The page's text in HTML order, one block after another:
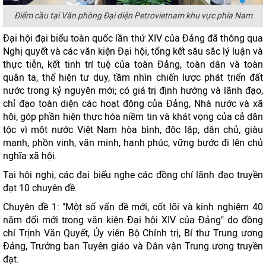
Điểm cầu tại Văn phòng Đại diện Petrovietnam khu vực phía Nam
Đại hội đại biểu toàn quốc lần thứ XIV của Đảng đã thông qua
Nghị quyết và các văn kiện Đại hội, tổng kết sâu sắc lý luận và
thực tiễn, kết tinh trí tuệ của toàn Đảng, toàn dân và toàn
quân ta, thể hiện tư duy, tầm nhìn chiến lược phát triển đất
nước trong kỷ nguyên mới; có giá trị định hướng và lãnh đạo,
chỉ đạo toàn diện các hoạt động của Đảng, Nhà nước và xã
hội, góp phần hiện thực hóa niềm tin và khát vọng của cả dân
tộc vì một nước Việt Nam hòa bình, độc lập, dân chủ, giàu
mạnh, phồn vinh, văn minh, hạnh phúc, vững bước đi lên chủ
nghĩa xã hội.
Tại hội nghị, các đại biểu nghe các đồng chí lãnh đạo truyền
đạt 10 chuyên đề.
Chuyên đề 1: "Một số vấn đề mới, cốt lõi và kinh nghiệm 40
năm đổi mới trong văn kiện Đại hội XIV của Đảng" do đồng
chí Trịnh Văn Quyết, Ủy viên Bộ Chính trị, Bí thư Trung ương
Đảng, Trưởng ban Tuyên giáo và Dân vận Trung ương truyền
đạt.